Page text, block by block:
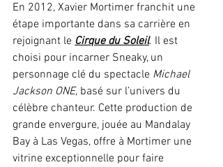
En 2012, Xavier Mortimer franchit une
étape importante dans sa carrière en
rejoignant le Cirque du Soleil. Il est
choisi pour incarner Sneaky, un
personnage clé du spectacle Michael
Jackson ONE, basé sur l’univers du
célèbre chanteur. Cette production de
grande envergure, jouée au Mandalay
Bay à Las Vegas, offre à Mortimer une
vitrine exceptionnelle pour faire